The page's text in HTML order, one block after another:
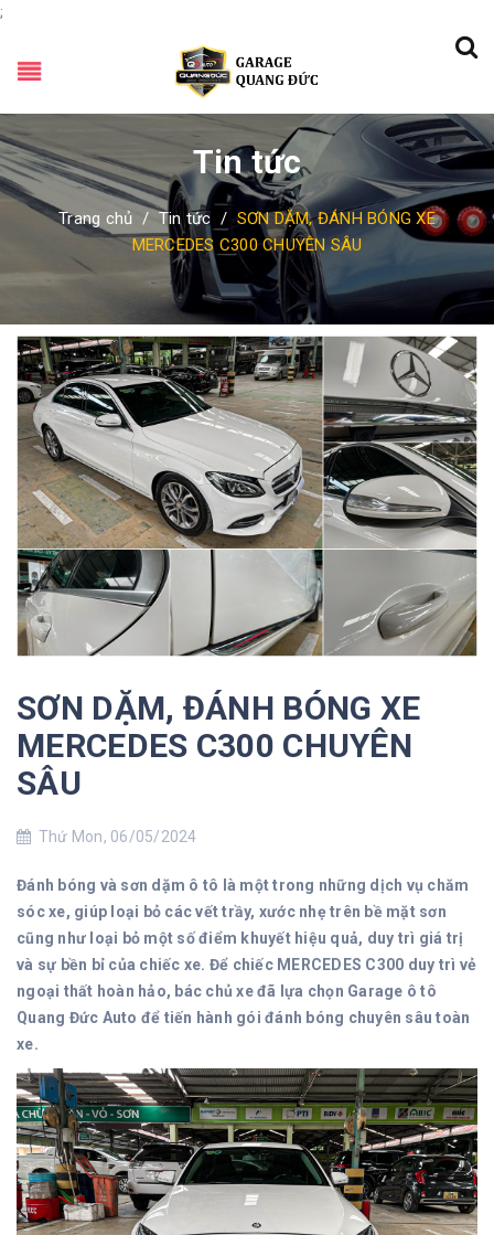
;
Tin tức
Trang chủ / Tin tức / SƠN DẶM, ĐÁNH BÓNG XE
MERCEDES C300 CHUYÊN SÂU
SƠN DẶM, ĐÁNH BÓNG XE
MERCEDES C300 CHUYÊN
SÂU
Thứ Mon, 06/05/2024
Đánh bóng và sơn dặm ô tô là một trong những dịch vụ chăm
sóc xe, giúp loại bỏ các vết trầy, xước nhẹ trên bề mặt sơn
cũng như loại bỏ một số điểm khuyết hiệu quả, duy trì giá trị
và sự bền bỉ của chiếc xe. Để chiếc MERCEDES C300 duy trì vẻ
ngoại thất hoàn hảo, bác chủ xe đã lựa chọn Garage ô tô
Quang Đức Auto để tiến hành gói đánh bóng chuyên sâu toàn
xe.